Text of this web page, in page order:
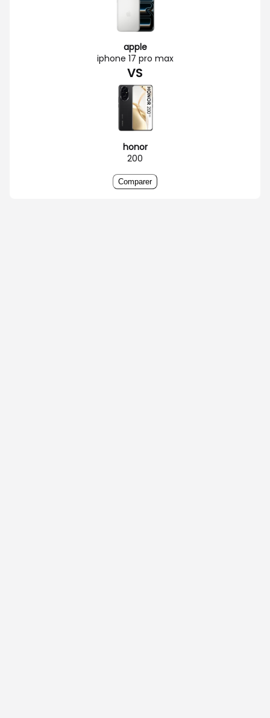
apple
iphone 17 pro max
VS
honor
200
Comparer